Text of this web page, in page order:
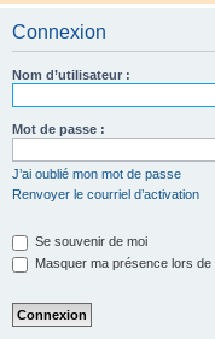
Connexion
Nom d’utilisateur :
Mot de passe :
J’ai oublié mon mot de passe
Renvoyer le courriel d’activation
Se souvenir de moi
Masquer ma présence lors